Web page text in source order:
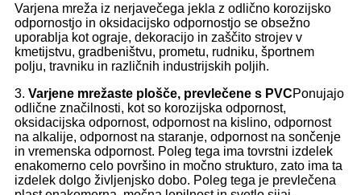
Varjena mreža iz nerjavečega jekla z odlično korozijsko
odpornostjo in oksidacijsko odpornostjo se obsežno
uporablja kot ograje, dekoracijo in zaščito strojev v
kmetijstvu, gradbeništvu, prometu, rudniku, športnem
polju, travniku in različnih industrijskih poljih.
3. Varjene mrežaste plošče, prevlečene s PVCPonujajo
odlične značilnosti, kot so korozijska odpornost,
oksidacijska odpornost, odpornost na kislino, odpornost
na alkalije, odpornost na staranje, odpornost na sončenje
in vremenska odpornost. Poleg tega ima tovrstni izdelek
enakomerno celo površino in močno strukturo, zato ima ta
izdelek dolgo življenjsko dobo. Poleg tega je prevlečena